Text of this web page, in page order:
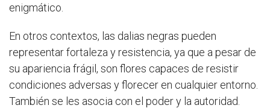
enigmático.
En otros contextos, las dalias negras pueden
representar fortaleza y resistencia, ya que a pesar de
su apariencia frágil, son flores capaces de resistir
condiciones adversas y florecer en cualquier entorno.
También se les asocia con el poder y la autoridad.